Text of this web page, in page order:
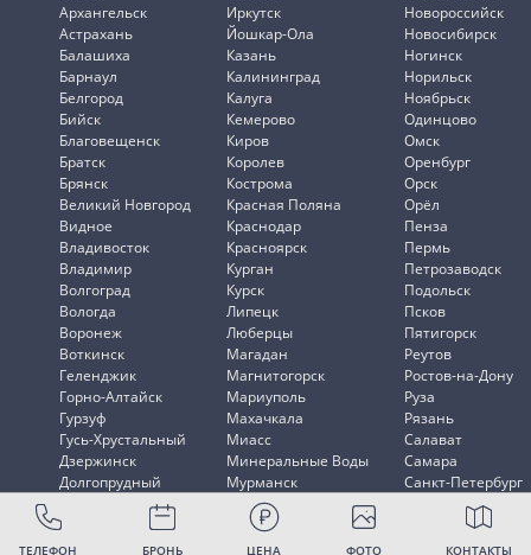
ТЕЛЕФОН БРОНЬ ЦЕНА ФОТО КОНТАКТЫ
Архангельск
Астрахань
Балашиха
Барнаул
Белгород
Бийск
Благовещенск
Братск
Брянск
Великий Новгород
Видное
Владивосток
Владимир
Волгоград
Вологда
Воронеж
Воткинск
Геленджик
Горно-Алтайск
Гурзуф
Гусь-Хрустальный
Дзержинск
Долгопрудный
Иркутск
Йошкар-Ола
Казань
Калининград
Калуга
Кемерово
Киров
Королев
Кострома
Красная Поляна
Краснодар
Красноярск
Курган
Курск
Липецк
Люберцы
Магадан
Магнитогорск
Мариуполь
Махачкала
Миасс
Минеральные Воды
Мурманск
Мытищи
Новороссийск
Новосибирск
Ногинск
Норильск
Ноябрьск
Одинцово
Омск
Оренбург
Орск
Орёл
Пенза
Пермь
Петрозаводск
Подольск
Псков
Пятигорск
Реутов
Ростов-на-Дону
Руза
Рязань
Салават
Самара
Санкт-Петербург